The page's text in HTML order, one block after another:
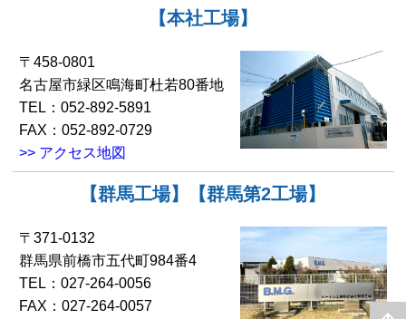
【本社工場】
〒458-0801
名古屋市緑区鳴海町杜若80番地
TEL：052-892-5891
FAX：052-892-0729
>> アクセス地図
【群馬工場】【群馬第2工場】
〒371-0132
群馬県前橋市五代町984番4
TEL：027-264-0056
FAX：027-264-0057